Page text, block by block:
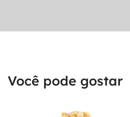
Você pode gostar